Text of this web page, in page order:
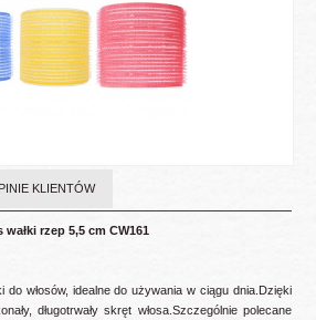
KLIENTÓW
wałki rzep 5,5 cm CW161
do włosów, idealne do używania w ciągu dnia.Dzięki
długotrwały skręt włosa.Szczególnie polecane